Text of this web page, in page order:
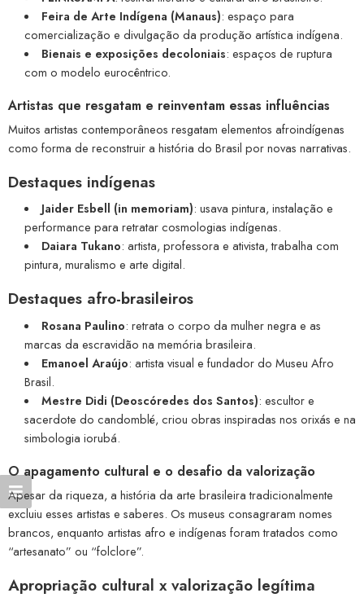
Feira de Arte Indígena (Manaus): espaço para
comercialização e divulgação da produção artística indígena.
Bienais e exposições decoloniais: espaços de ruptura
com o modelo eurocêntrico.
Artistas que resgatam e reinventam essas influências
Muitos artistas contemporâneos resgatam elementos afroindígenas
como forma de reconstruir a história do Brasil por novas narrativas.
Destaques indígenas
Jaider Esbell (in memoriam): usava pintura, instalação e
performance para retratar cosmologias indígenas.
Daiara Tukano: artista, professora e ativista, trabalha com
pintura, muralismo e arte digital.
Destaques afro-brasileiros
Rosana Paulino: retrata o corpo da mulher negra e as
marcas da escravidão na memória brasileira.
Emanoel Araújo: artista visual e fundador do Museu Afro
Brasil.
Mestre Didi (Deoscóredes dos Santos): escultor e
sacerdote do candomblé, criou obras inspiradas nos orixás e na
simbologia iorubá.
O apagamento cultural e o desafio da valorização
Apesar da riqueza, a história da arte brasileira tradicionalmente
excluiu esses artistas e saberes. Os museus consagraram nomes
brancos, enquanto artistas afro e indígenas foram tratados como
“artesanato” ou “folclore”.
Apropriação cultural x valorização legítima